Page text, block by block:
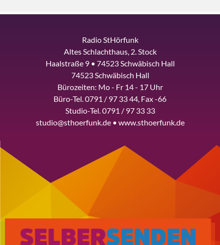
Radio StHörfunk
Altes Schlachthaus, 2. Stock
Haalstraße 9 • 74523 Schwäbisch Hall
74523 Schwäbisch Hall
Bürozeiten: Mo - Fr 14 - 17 Uhr
Büro-Tel. 0791 / 97 33 44, Fax -66
Studio-Tel. 0791 / 97 33 33
studio@sthoerfunk.de • www.sthoerfunk.de